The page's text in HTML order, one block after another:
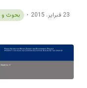
23 فبراير، 2015 بحوث و